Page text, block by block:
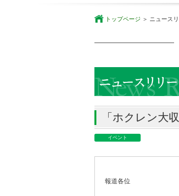
トップページ ニュース
「ホクレン大
イベント
報道各位